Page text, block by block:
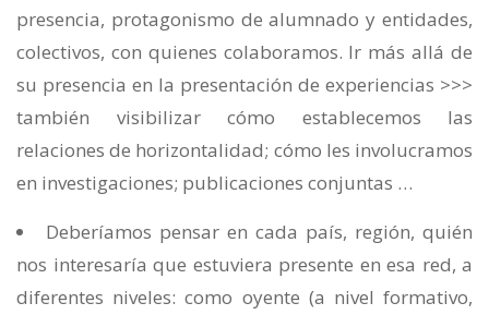
presencia, protagonismo de alumnado y entidades,
colectivos, con quienes colaboramos. Ir más allá de
su presencia en la presentación de experiencias >>>
también visibilizar cómo establecemos las
relaciones de horizontalidad; cómo les involucramos
en investigaciones; publicaciones conjuntas …
Deberíamos pensar en cada país, región, quién
nos interesaría que estuviera presente en esa red, a
diferentes niveles: como oyente (a nivel formativo,